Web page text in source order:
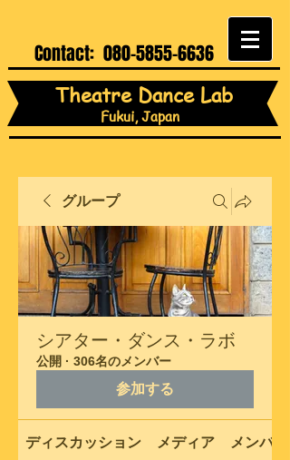
Contact: 080-5855-6636
Theatre Dance Lab
Fukui, Japan
グループ
シアター・ダンス・ラボ
公開 · 306名のメンバー
参加する
ディスカッション メディア メンバー